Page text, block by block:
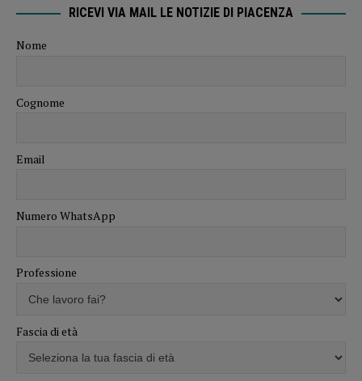
RICEVI VIA MAIL LE NOTIZIE DI PIACENZA
Nome
Cognome
Email
Numero WhatsApp
Professione
Fascia di età